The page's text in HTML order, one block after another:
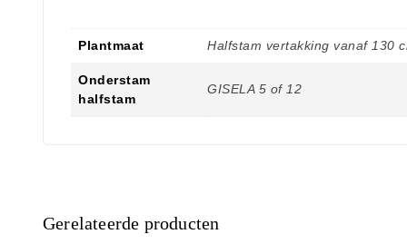
Plantmaat Halfstam vertakking vanaf 130
Onderstam
halfstam
GISELA 5 of 12
Gerelateerde producten